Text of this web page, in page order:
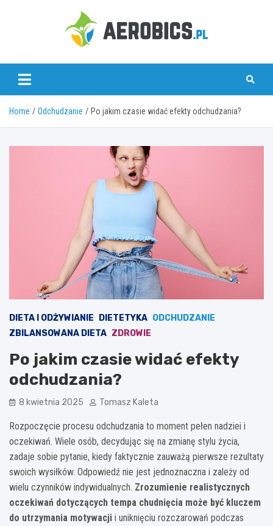
aerobics.pl
Home Odchudzanie Po jakim czasie widać efekty odchudzania?
DIETA I ODŻYWIANIE DIETETYKA ODCHUDZANIE
ZBILANSOWANA DIETA ZDROWIE
Po jakim czasie widać efekty
odchudzania?
8 kwietnia 2025 Tomasz Kaleta
Rozpoczęcie procesu odchudzania to moment pełen nadziei i
oczekiwań. Wiele osób, decydując się na zmianę stylu życia,
zadaje sobie pytanie, kiedy faktycznie zauważą pierwsze rezultaty
swoich wysiłków. Odpowiedź nie jest jednoznaczna i zależy od
wielu czynników indywidualnych. Zrozumienie realistycznych
oczekiwań dotyczących tempa chudnięcia może być kluczem
do utrzymania motywacji i uniknięciu rozczarowań podczas